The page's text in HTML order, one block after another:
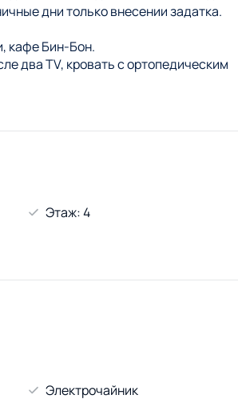
дни только внесении задатка.
кафе Бин-Бон.
два TV, кровать с ортопедическим
чай, кофе и другие необходимые
поможет без труда добраться
проживании. Заселение после
Этаж: 4
Электрочайник